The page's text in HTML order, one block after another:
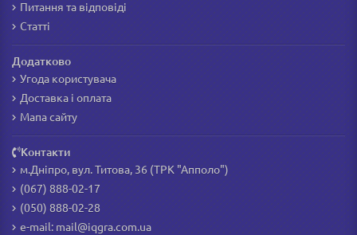
Питання та відповіді
Статті
Додатково
Угода користувача
Доставка і оплата
Мапа сайту
Контакти
м.Дніпро, вул. Титова, 36 (ТРК "Апполо")
(067) 888-02-17
(050) 888-02-28
e-mail:mail@iqgra.com.ua